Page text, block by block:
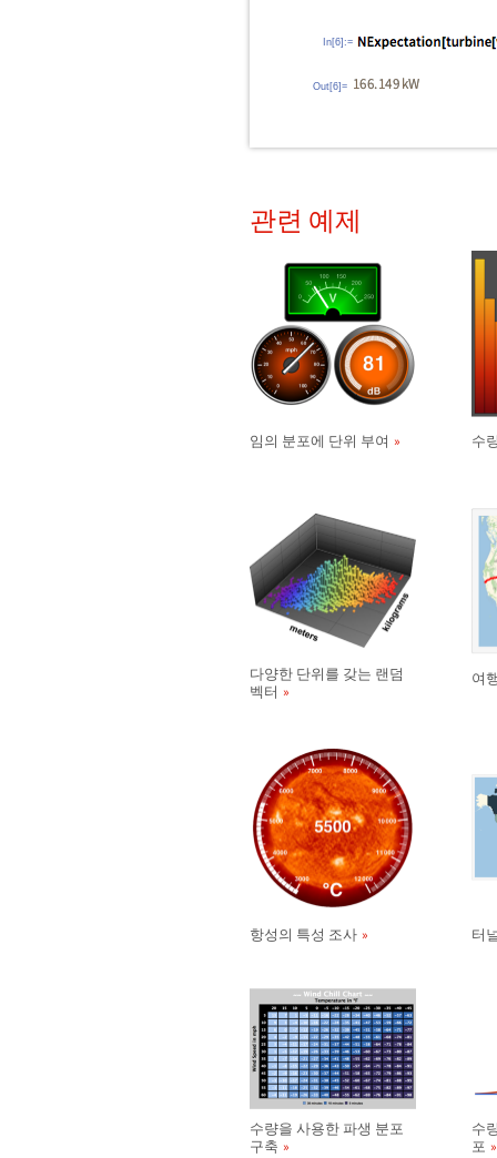
In[6]:=
Out[6]=
관련 예제
임의 분포에 단위 부여 수
다양한 단위를 갖는 랜덤
벡터
여
항성의 특성 조사 터
수량을 사용한 파생 분포
구축
수
포